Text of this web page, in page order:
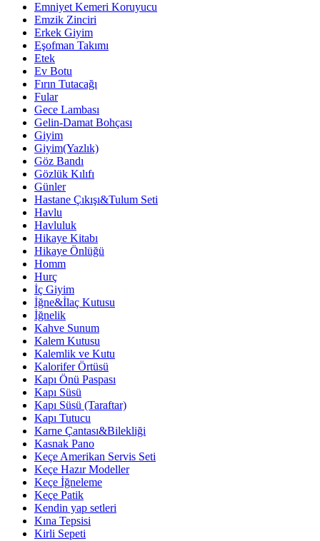
Emniyet Kemeri Koruyucu
Emzik Zinciri
Erkek Giyim
Eşofman Takımı
Etek
Ev Botu
Fırın Tutacağı
Fular
Gece Lambası
Gelin-Damat Bohçası
Giyim
Giyim(Yazlık)
Göz Bandı
Gözlük Kılıfı
Günler
Hastane Çıkışı&Tulum Seti
Havlu
Havluluk
Hikaye Kitabı
Hikaye Önlüğü
Homm
Hurç
İç Giyim
İğne&İlaç Kutusu
İğnelik
Kahve Sunum
Kalem Kutusu
Kalemlik ve Kutu
Kalorifer Örtüsü
Kapı Önü Paspası
Kapı Süsü
Kapı Süsü (Taraftar)
Kapı Tutucu
Karne Çantası&Bilekliği
Kasnak Pano
Keçe Amerikan Servis Seti
Keçe Hazır Modeller
Keçe İğneleme
Keçe Patik
Kendin yap setleri
Kına Tepsisi
Kirli Sepeti